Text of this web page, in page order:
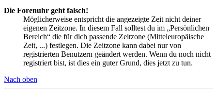
Die Forenuhr geht falsch!
Möglicherweise entspricht die angezeigte Zeit nicht deiner
eigenen Zeitzone. In diesem Fall solltest du im „Persönlichen
Bereich“ die für dich passende Zeitzone (Mitteleuropäische
Zeit, ...) festlegen. Die Zeitzone kann dabei nur von
registrierten Benutzern geändert werden. Wenn du noch nicht
registriert bist, ist dies ein guter Grund, dies jetzt zu tun.
Nach oben